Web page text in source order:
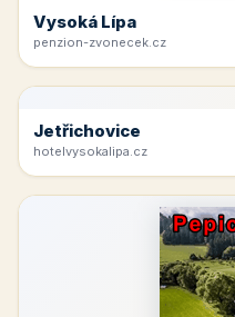
Hnanice
hotelhappystar.cz